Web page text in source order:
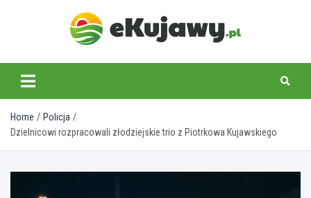
ekujawy.pl
Home
Policja
Dzielnicowi rozpracowali złodziejskie trio z Piotrkowa Kujawskiego